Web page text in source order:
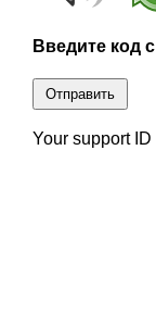
Введите код
Отправить
Your support